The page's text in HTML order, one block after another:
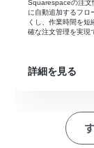
最後に、
ィットに新
※「トリガー」
■このワークフ
Squarespaceの注文
に自動追加するフロ
くし、作業時間を短
確な注文管理を実現
詳細を見る